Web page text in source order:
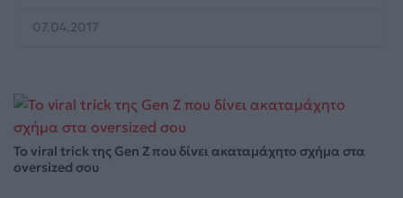
07.04.2017
Το viral trick της Gen Z που δίνει ακαταμάχητο σχήμα στα
oversized σου